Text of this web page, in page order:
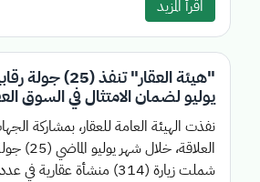
اقرأ المزيد
"هيئة العقار"
يوليو لضمان الامتثال في السوق
نفذت الهيئة العامة للعقار، بمشاركة
العلاقة،
شملت زيارة (314) منشأة عقارية في عدد من...